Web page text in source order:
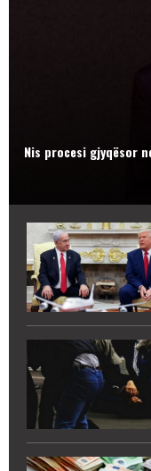
Nis procesi gjyqësor